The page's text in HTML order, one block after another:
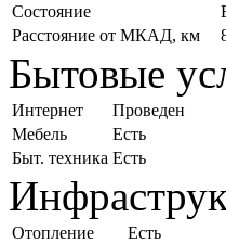
Состояние
Расстояние от МКАД, км
Бытовые
Интернет
Проведен
Мебель
Есть
Быт. техника Есть
Отопление
Есть